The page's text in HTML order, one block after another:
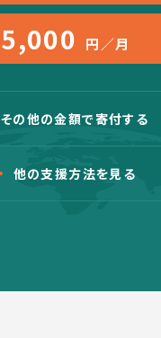
5,000 円／月
その他の金額で寄付する
他の支援方法を見る